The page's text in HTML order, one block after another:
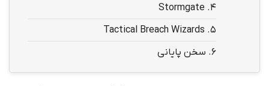
4.
Stormgate
5.
Tactical Breach Wizards
6. سخن پایانی